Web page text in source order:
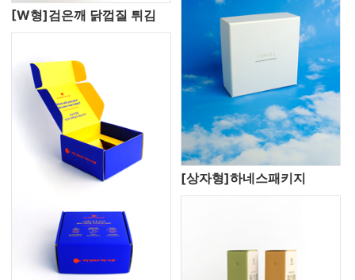
[W형]검은깨 닭껍질 튀김
[상자형]하네스패키지